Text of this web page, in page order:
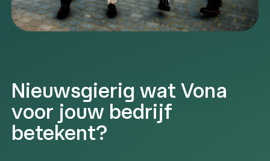
Nieuwsgierig wat Vona
voor jouw bedrijf
betekent?